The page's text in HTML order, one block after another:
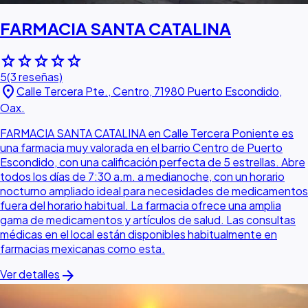
FARMACIA SANTA CATALINA
starstarstarstarstar
5(3 reseñas)
location_onCalle Tercera Pte., Centro, 71980 Puerto Escondido,
Oax.
FARMACIA SANTA CATALINA en Calle Tercera Poniente es
una farmacia muy valorada en el barrio Centro de Puerto
Escondido, con una calificación perfecta de 5 estrellas. Abre
todos los días de 7:30 a.m. a medianoche, con un horario
nocturno ampliado ideal para necesidades de medicamentos
fuera del horario habitual. La farmacia ofrece una amplia
gama de medicamentos y artículos de salud. Las consultas
médicas en el local están disponibles habitualmente en
farmacias mexicanas como esta.
Ver detalles arrow_forward